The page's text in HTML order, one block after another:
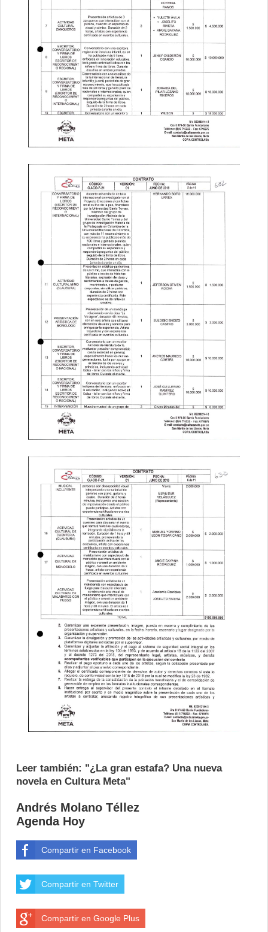
Leer también: "¿La gran estafa? Una nueva
novela en Cultura Meta"
Andrés Molano Téllez
Agenda Hoy
Compartir en Facebook
Compartir en Twitter
Compartir en Google Plus